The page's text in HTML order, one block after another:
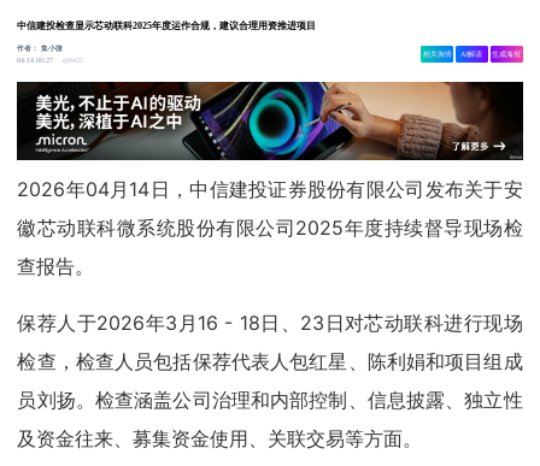
中信建投检查显示芯动联科2025年度运作合规，建议合理用资推进项目
作者：集小微
04-14 00:27
8425
相关舆情 AI解读 生成海报
2026年04月14日，中信建投证券股份有限公司发布关于安
徽芯动联科微系统股份有限公司2025年度持续督导现场检
查报告。
保荐人于2026年3月16 - 18日、23日对芯动联科进行现场
检查，检查人员包括保荐代表人包红星、陈利娟和项目组成
员刘扬。检查涵盖公司治理和内部控制、信息披露、独立性
及资金往来、募集资金使用、关联交易等方面。